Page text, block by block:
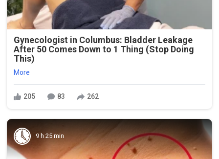
Gynecologist in Columbus: Bladder Leakage
After 50 Comes Down to 1 Thing (Stop Doing
This)
More
205 83 262
9 h 25 min